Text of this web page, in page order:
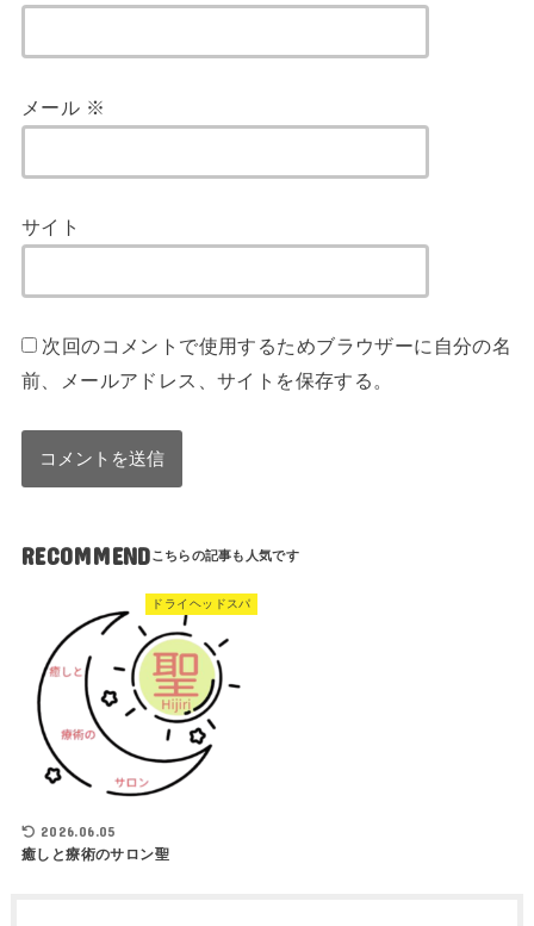
メール ※
サイト
次回のコメントで使用するためブラウザーに自分の名
前、メールアドレス、サイトを保存する。
RECOMMEND
ドライヘッドスパ
2026.06.05
癒しと療術のサロン聖